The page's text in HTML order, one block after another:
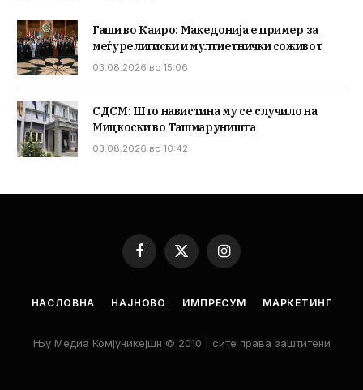
Гаши во Каиро: Македонија е пример за
меѓурелигиски и мултиетнички соживот
03.08.2026 во 15:06
СДСМ: Што навистина му се случило на
Мицкоски во Ташмаруништа
03.08.2026 во 10:42
Facebook
X
(Twitter)
Instagram
НАСЛОВНА НАЈНОВО ИМПРЕСУМ МАРКЕТИНГ
Њу Медиа Комјуникејшн © 2010 | сите права заштитени